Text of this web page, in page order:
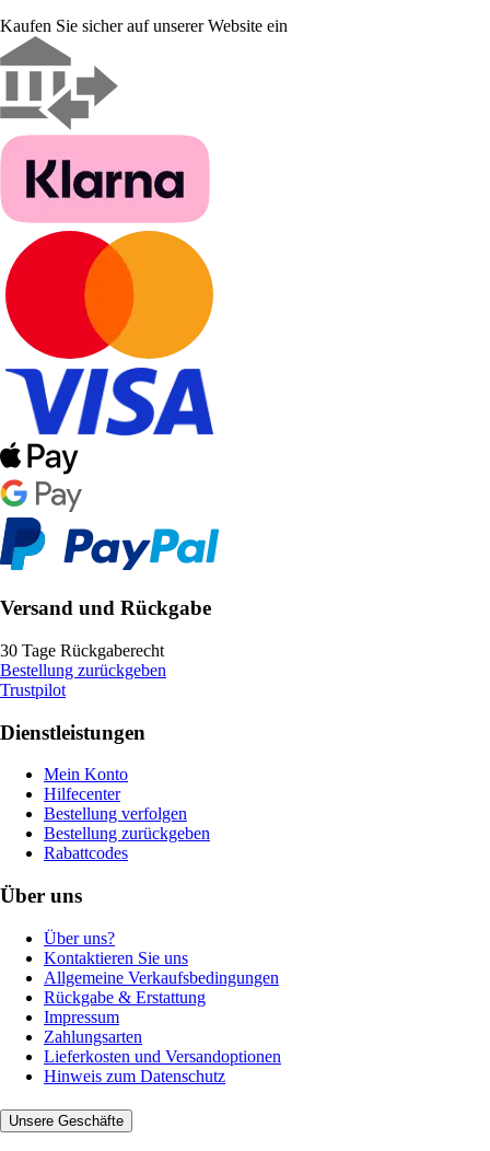
Kaufen Sie sicher auf unserer Website ein
Versand und Rückgabe
30 Tage Rückgaberecht
Bestellung zurückgeben
Trustpilot
Dienstleistungen
Mein Konto
Hilfecenter
Bestellung verfolgen
Bestellung zurückgeben
Rabattcodes
Über uns
Über uns?
Kontaktieren Sie uns
Allgemeine Verkaufsbedingungen
Rückgabe & Erstattung
Impressum
Zahlungsarten
Lieferkosten und Versandoptionen
Hinweis zum Datenschutz
Unsere Geschäfte